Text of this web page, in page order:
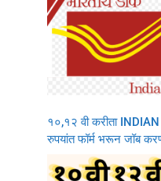
१०,१२ वी करीता
रुपयांत फॉर्म भरून जॉब